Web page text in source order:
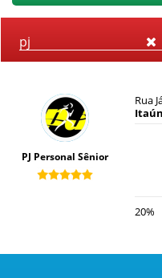
PJ Personal Sênior
Rua
20%